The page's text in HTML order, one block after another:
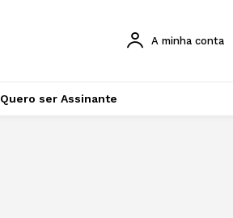
A minha conta
Quero ser Assinante